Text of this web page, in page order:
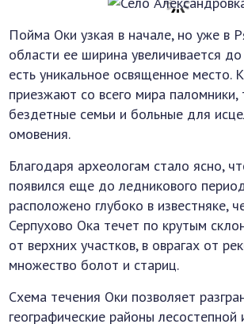
Пойма Оки узкая в начале, но уже в
области ее ширина увеличивается
есть уникальное освященное место.
приезжают со всего мира паломники,
бездетные семьи и больные для
омовения.
Благодаря археологам стало ясно,
появился еще до ледникового
расположено глубоко в известняке,
Серпухово Ока течет по крутым
от верхних участков, в оврагах от
множество болот и стариц.
Схема течения Оки позволяет
географические районы лесостепной